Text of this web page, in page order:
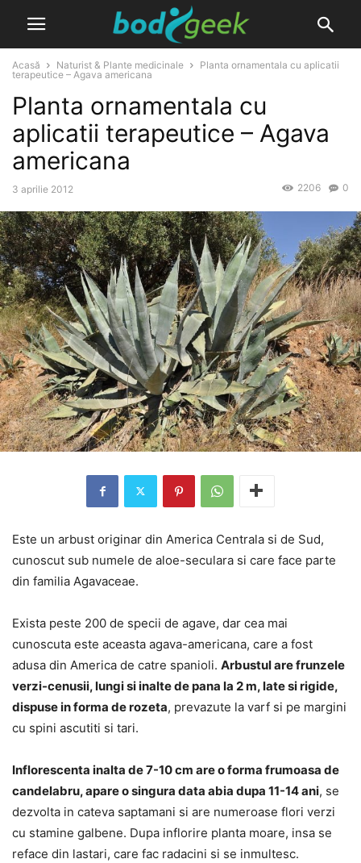
Acasă Naturist & Plante medicinale
Planta ornamentala cu aplicatii
terapeutice – Agava americana
Planta ornamentala cu
aplicatii terapeutice – Agava
americana
3 aprilie 2012 0
2206
Este un arbust originar din America Centrala si de Sud,
cunoscut sub numele de aloe-seculara si care face parte
din familia Agavaceae.
Exista peste 200 de specii de agave, dar cea mai
cunoscuta este aceasta agava-americana, care a fost
adusa din America de catre spanioli. Arbustul are frunzele
verzi-cenusii, lungi si inalte de pana la 2 m, late si rigide,
dispuse in forma de rozeta, prevazute la varf si pe margini
cu spini ascutiti si tari.
Inflorescenta inalta de 7-10 cm are o forma frumoasa de
candelabru, apare o singura data abia dupa 11-14 ani, se
dezvolta in cateva saptamani si are numeroase flori verzi
cu stamine galbene. Dupa inflorire planta moare, insa se
reface din lastari, care fac radacini si se inmultesc.